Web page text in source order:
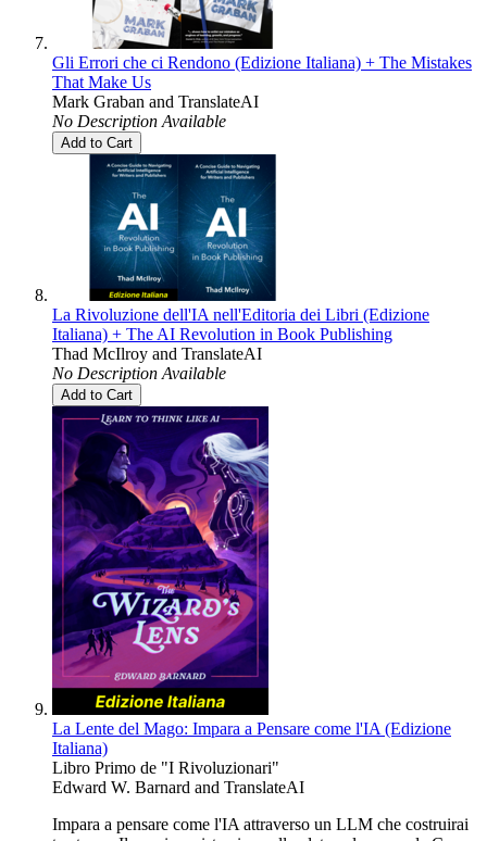
Gli Errori che ci Rendono (Edizione Italiana) + The Mistakes
That Make Us
Mark Graban and TranslateAI
No Description Available
Add to Cart
La Rivoluzione dell'IA nell'Editoria dei Libri (Edizione
Italiana) + The AI Revolution in Book Publishing
Thad McIlroy and TranslateAI
No Description Available
Add to Cart
La Lente del Mago: Impara a Pensare come l'IA (Edizione
Italiana)
Libro Primo de "I Rivoluzionari"
Edward W. Barnard and TranslateAI
Impara a pensare come l'IA attraverso un LLM che costruirai